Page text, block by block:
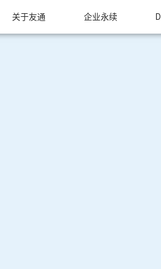
关于友通 企业永续